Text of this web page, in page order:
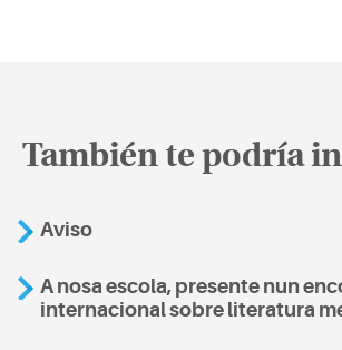
También te podría
Aviso
A nosa escola, presente nun
internacional sobre literatura